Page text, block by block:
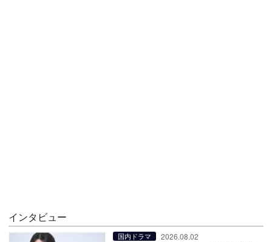
インタビュー
国内ドラマ 2026.08.02